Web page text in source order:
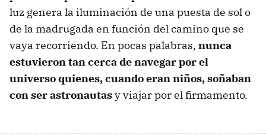
luz genera la iluminación de una puesta de sol o
de la madrugada en función del camino que se
vaya recorriendo. En pocas palabras, nunca
estuvieron tan cerca de navegar por el
universo quienes, cuando eran niños, soñaban
con ser astronautasy viajar por el firmamento.